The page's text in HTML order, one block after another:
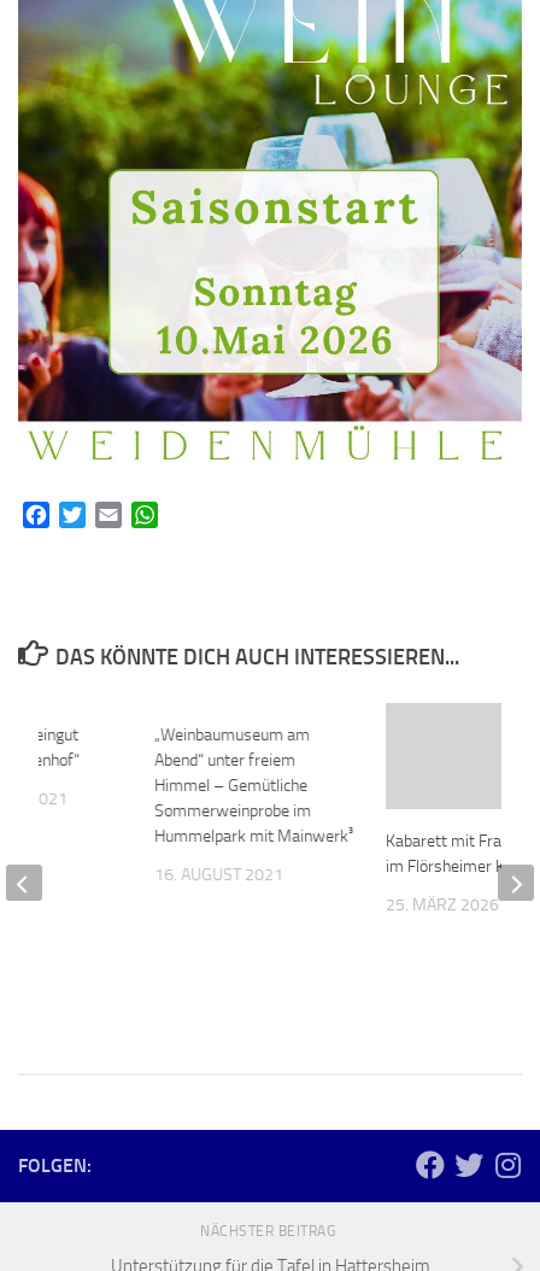
FacebookTwitterEmail
DAS KÖNNTE DICH AUCH INTERESSIEREN...
„Weinbaumuseum am
Abend“ unter freiem
Himmel – Gemütliche
Sommerweinprobe im
Hummelpark mit Mainwerk³
16. AUGUST 2021
Kabarett mit Frank
im Flörsheimer Keller
25. MÄRZ 2026
Weingut
2021
FOLGEN:
NÄCHSTER BEITRAG